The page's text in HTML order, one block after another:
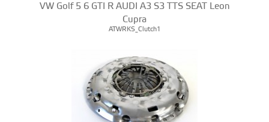
VW Golf 5 6 GTI R AUDI A3 S3 TTS SEAT Leon
Cupra
ATWRKS_Clutch1